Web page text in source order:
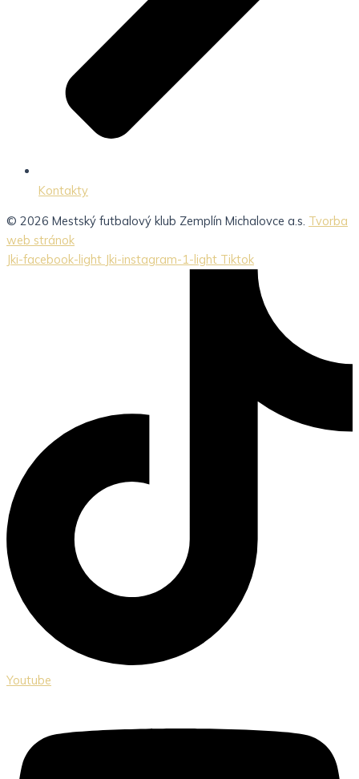
Kontakty
© 2026 Mestský futbalový klub Zemplín Michalovce a.s. Tvorba
web stránok
Jki-facebook-light Jki-instagram-1-light Tiktok
Youtube